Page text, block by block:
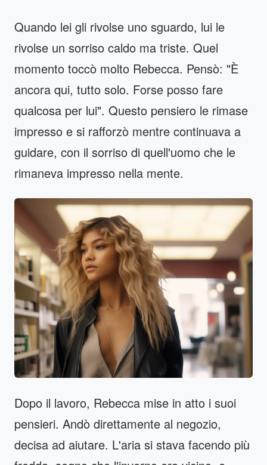
Quando lei gli rivolse uno sguardo, lui le
rivolse un sorriso caldo ma triste. Quel
momento toccò molto Rebecca. Pensò: "È
ancora qui, tutto solo. Forse posso fare
qualcosa per lui". Questo pensiero le rimase
impresso e si rafforzò mentre continuava a
guidare, con il sorriso di quell'uomo che le
rimaneva impresso nella mente.
Dopo il lavoro, Rebecca mise in atto i suoi
pensieri. Andò direttamente al negozio,
decisa ad aiutare. L'aria si stava facendo più